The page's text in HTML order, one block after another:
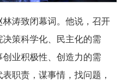
涛致闭幕词。他说，召开
策科学化、民主化的需
业积极性、创造力的需
职责，谋事情，找问题，